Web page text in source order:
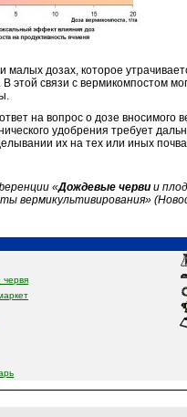
дозах, которое
связи с вермикомпостом
на вопрос о дозе вносимого
удобрения требует
их на тех или иных
«Дождевые черви и
вермикультивирования»